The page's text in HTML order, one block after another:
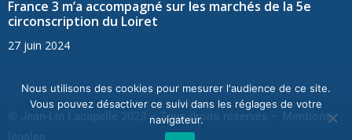
France 3 m’a accompagné sur les marchés de la 5e
circonscription du Loiret
27 juin 2024
© Jean-Lin Lacapelle 2023 – Tous droits réservés – Mentions
Nous utilisons des cookies pour mesurer l'audience de ce site.
Vous pouvez désactiver ce suivi dans les réglages de votre
navigateur.